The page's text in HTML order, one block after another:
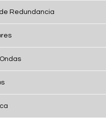
Redundancia